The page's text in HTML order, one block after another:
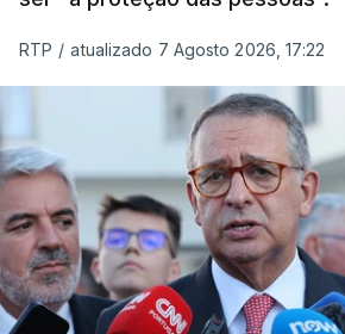
RTP / atualizado 7 Agosto 2026, 17:22